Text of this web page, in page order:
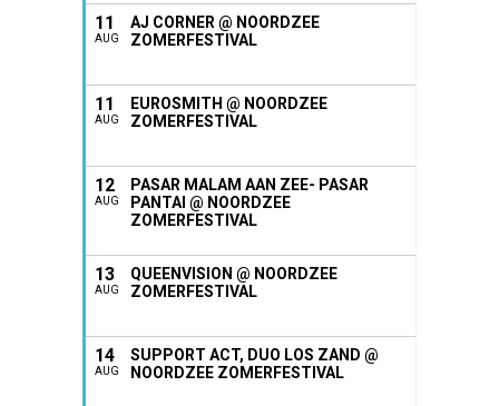
11
AUG
AJ CORNER @ NOORDZEE
ZOMERFESTIVAL
11
AUG
EUROSMITH @ NOORDZEE
ZOMERFESTIVAL
12
AUG
PASAR MALAM AAN ZEE- PASAR
PANTAI @ NOORDZEE
ZOMERFESTIVAL
13
AUG
QUEENVISION @ NOORDZEE
ZOMERFESTIVAL
14
AUG
SUPPORT ACT, DUO LOS ZAND @
NOORDZEE ZOMERFESTIVAL